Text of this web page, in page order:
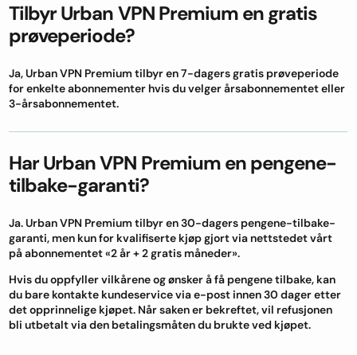
Tilbyr Urban VPN Premium en gratis
prøveperiode?
Ja, Urban VPN Premium tilbyr en 7-dagers gratis prøveperiode
for enkelte abonnementer hvis du velger årsabonnementet eller
3-årsabonnementet.
Har Urban VPN Premium en pengene-
tilbake-garanti?
Ja. Urban VPN Premium tilbyr en 30-dagers pengene-tilbake-
garanti, men kun for kvalifiserte kjøp gjort via nettstedet vårt
på abonnementet «2 år + 2 gratis måneder».
Hvis du oppfyller vilkårene og ønsker å få pengene tilbake, kan
du bare kontakte kundeservice via e-post innen 30 dager etter
det opprinnelige kjøpet. Når saken er bekreftet, vil refusjonen
bli utbetalt via den betalingsmåten du brukte ved kjøpet.